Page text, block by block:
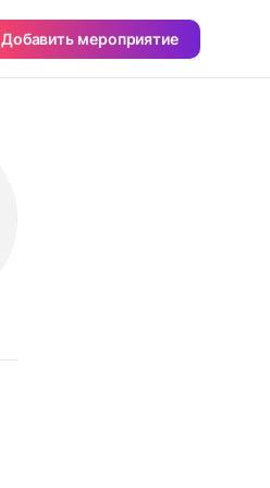
Добавить мероприятие